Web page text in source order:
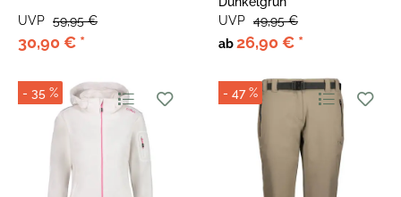
30,90 € *
UVP 59,95 €
ab26,90 € *
UVP 49,95 €
- 35 % - 47 %